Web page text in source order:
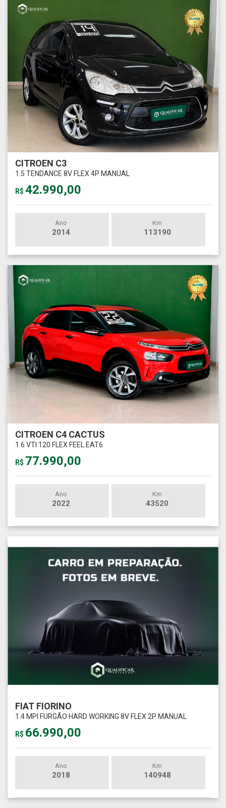
CITROEN C3
1.5 TENDANCE 8V FLEX 4P MANUAL
R$ 42.990,00
Ano
2014
Km
113190
CITROEN C4 CACTUS
1.6 VTI 120 FLEX FEEL EAT6
R$ 77.990,00
Ano
2022
Km
43520
FIAT FIORINO
1.4 MPI FURGÃO HARD WORKING 8V FLEX 2P MANUAL
R$ 66.990,00
Ano
2018
Km
140948